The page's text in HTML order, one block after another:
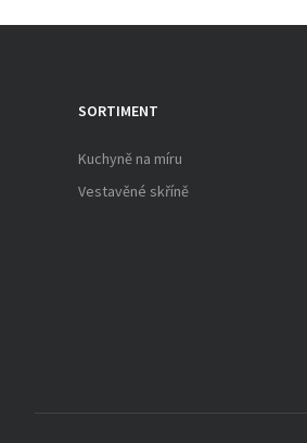
SORTIMENT
Kuchyně na míru
Vestavěné skříně